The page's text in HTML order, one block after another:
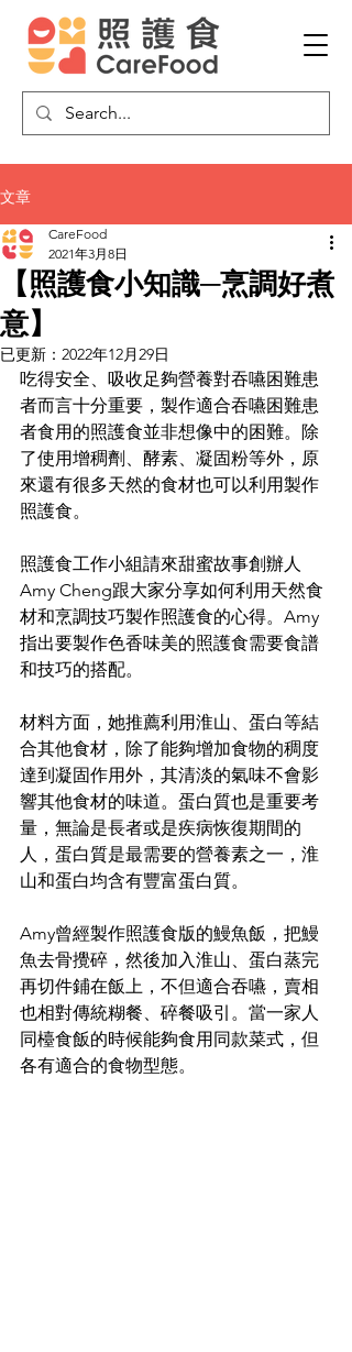
文章
【照護食小知識─烹調好煮
意】
CareFood
2021年3月8日
已更新： 2022年12月29日
吃得安全、吸收足夠營養對吞嚥困難患
者而言十分重要，製作適合吞嚥困難患
者食用的照護食並非想像中的困難。除
了使用增稠劑、酵素、凝固粉等外，原
來還有很多天然的食材也可以利用製作
照護食。
照護食工作小組請來甜蜜故事創辦人
Amy Cheng跟大家分享如何利用天然食
材和烹調技巧製作照護食的心得。Amy
指出要製作色香味美的照護食需要食譜
和技巧的搭配。
材料方面，她推薦利用淮山、蛋白等結
合其他食材，除了能夠增加食物的稠度
達到凝固作用外，其清淡的氣味不會影
響其他食材的味道。蛋白質也是重要考
量，無論是長者或是疾病恢復期間的
人，蛋白質是最需要的營養素之一，淮
山和蛋白均含有豐富蛋白質。
Amy曾經製作照護食版的鰻魚飯，把鰻
魚去骨攪碎，然後加入淮山、蛋白蒸完
再切件鋪在飯上，不但適合吞嚥，賣相
也相對傳統糊餐、碎餐吸引。當一家人
同檯食飯的時候能夠食用同款菜式，但
各有適合的食物型態。